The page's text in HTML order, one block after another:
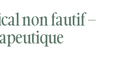
non fautif –